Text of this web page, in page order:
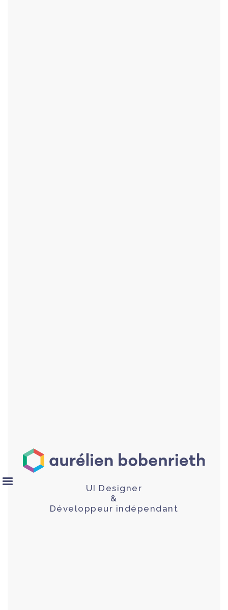
UI Designer
&
Développeur indépendant